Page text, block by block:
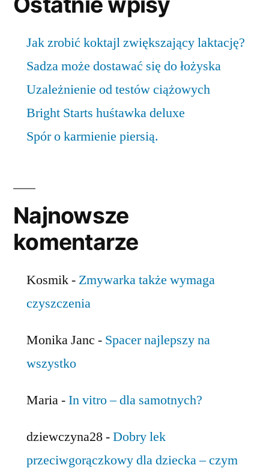
Jak zrobić koktajl zwiększający laktację?
Sadza może dostawać się do łożyska
Uzależnienie od testów ciążowych
Bright Starts huśtawka deluxe
Spór o karmienie piersią.
Najnowsze
komentarze
Kosmik- Zmywarka także wymaga
czyszczenia
Monika Janc - Spacer najlepszy na
wszystko
Maria-In vitro – dla samotnych?
dziewczyna28-Dobry lek
przeciwgorączkowy dla dziecka – czym